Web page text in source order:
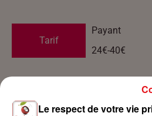
Tarif
Payant
24€-40€
Lieu
Théâtre de
de la Sinne
Le respect de votre vie